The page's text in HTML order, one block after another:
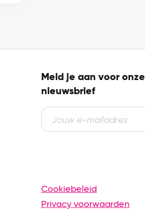
Meld je aan voor onze
nieuwsbrief
Cookiebeleid
Privacy voorwaarden